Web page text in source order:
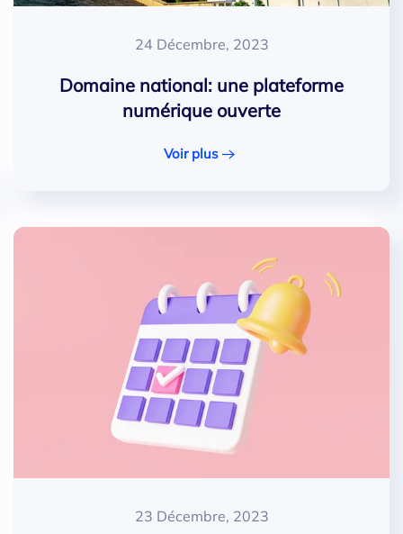
24 Décembre, 2023
Domaine national: une plateforme
numérique ouverte
Voir plus
23 Décembre, 2023